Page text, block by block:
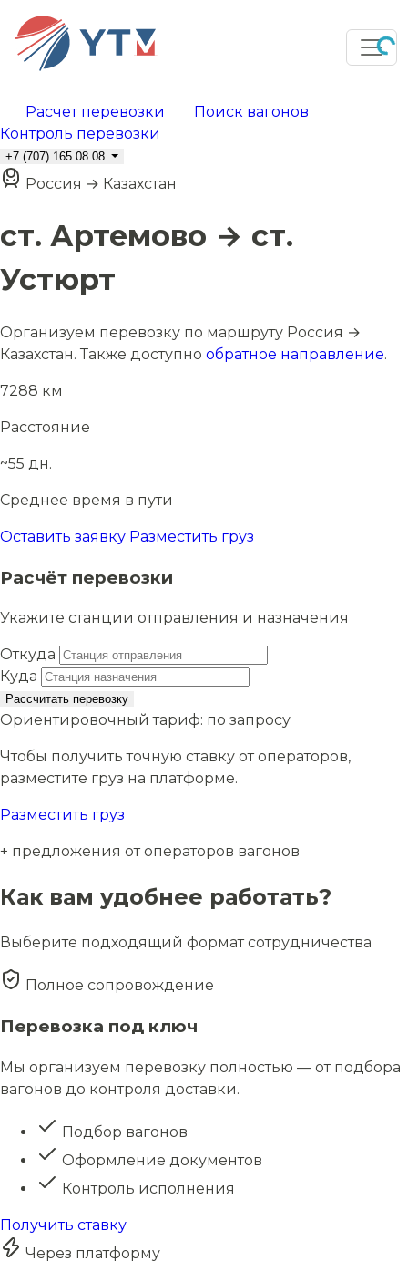
Расчет перевозки
Поиск вагонов
Контроль перевозки
+7 (707) 165 08 08
Россия → Казахстан
ст. Артемово → ст.
Устюрт
Организуем перевозку по маршруту Россия →
Казахстан. Также доступно обратное направление.
7288 км
Расстояние
~55 дн.
Среднее время в пути
Оставить заявку Разместить груз
Расчёт перевозки
Укажите станции отправления и назначения
Откуда
Куда
Рассчитать перевозку
Ориентировочный тариф: по запросу
Чтобы получить точную ставку от операторов,
разместите груз на платформе.
Разместить груз
+ предложения от операторов вагонов
Как вам удобнее работать?
Выберите подходящий формат сотрудничества
Полное сопровождение
Перевозка под ключ
Мы организуем перевозку полностью — от подбора
вагонов до контроля доставки.
Подбор вагонов
Оформление документов
Контроль исполнения
Получить ставку
Через платформу